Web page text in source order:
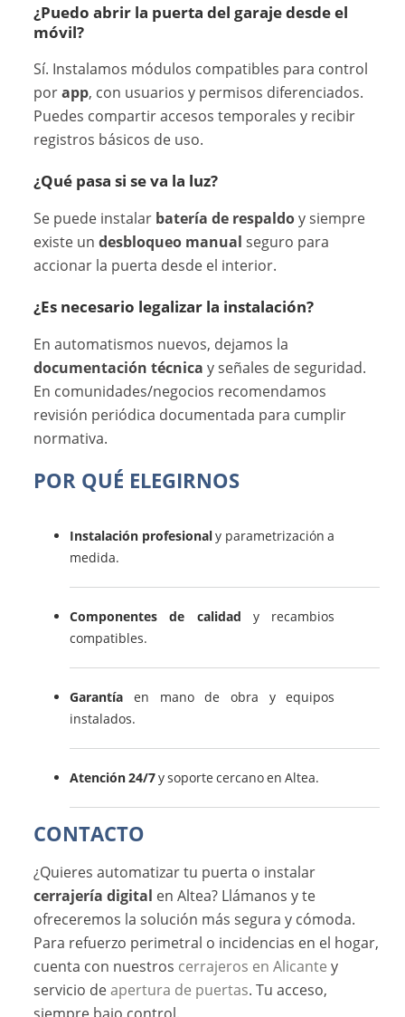
¿Puedo abrir la puerta del garaje desde el
móvil?
Sí. Instalamos módulos compatibles para control
porapp, con usuarios y permisos diferenciados.
Puedes compartir accesos temporales y recibir
registros básicos de uso.
¿Qué pasa si se va la luz?
Se puede instalar batería de respaldoy siempre
existe undesbloqueo manual seguro para
accionar la puerta desde el interior.
¿Es necesario legalizar la instalación?
En automatismos nuevos, dejamos la
documentación técnica y señales de seguridad.
En comunidades/negocios recomendamos
revisión periódica documentada para cumplir
normativa.
POR QUÉ ELEGIRNOS
Instalación profesionaly parametrización a
medida.
Componentes de calidad y recambios
compatibles.
Garantía en mano de obra y equipos
instalados.
Atención 24/7y soporte cercano en Altea.
CONTACTO
¿Quieres automatizar tu puerta o instalar
cerrajería digital en Altea? Llámanos y te
ofreceremos la solución más segura y cómoda.
Para refuerzo perimetral o incidencias en el hogar,
cuenta con nuestros cerrajeros en Alicante y
servicio deapertura de puertas. Tu acceso,